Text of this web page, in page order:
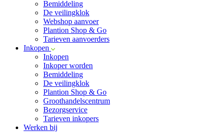
Bemiddeling
De veilingklok
Webshop aanvoer
Plantion Shop & Go
Tarieven aanvoerders
Inkopen
Inkopen
Inkoper worden
Bemiddeling
De veilingklok
Plantion Shop & Go
Groothandelscentrum
Bezorgservice
Tarieven inkopers
Werken bij